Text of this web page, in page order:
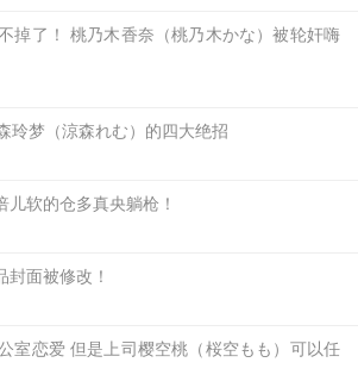
掉了！ 桃乃木香奈（桃乃木かな）被轮奸嗨
玲梦（涼森れむ）的四大绝招
软的仓多真央躺枪！
封面被修改！
室恋爱 但是上司樱空桃（桜空もも）可以任